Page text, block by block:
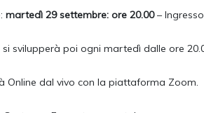
martedì 29 settembre: ore 20.00–
si svilupperà poi ogni martedì dalle ore
Online dal vivo con la piattaforma Zoom.